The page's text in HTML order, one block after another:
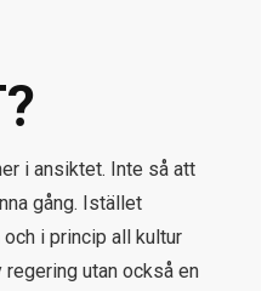
i ansiktet. Inte så att
gång. Istället
i princip all kultur
regering utan också en